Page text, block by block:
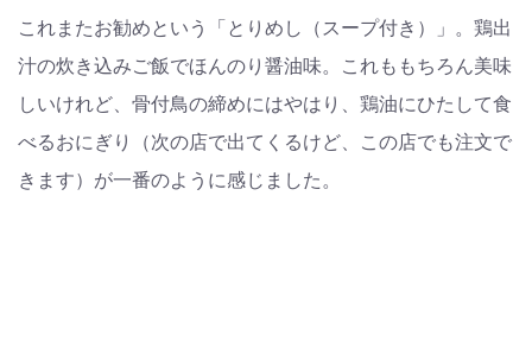
これまたお勧めという「とりめし（スープ付き）」。鶏出
汁の炊き込みご飯でほんのり醤油味。これももちろん美味
しいけれど、骨付鳥の締めにはやはり、鶏油にひたして食
べるおにぎり（次の店で出てくるけど、この店でも注文で
きます）が一番のように感じました。